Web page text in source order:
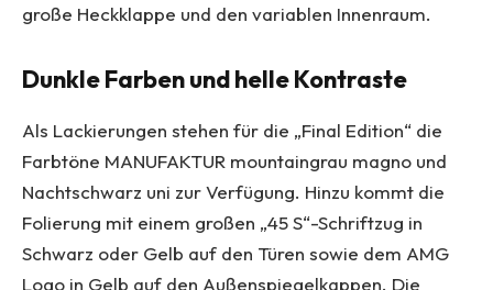
große Heckklappe und den variablen Innenraum.
Dunkle Farben und helle Kontraste
Als Lackierungen stehen für die „Final Edition“ die
Farbtöne MANUFAKTUR mountaingrau magno und
Nachtschwarz uni zur Verfügung. Hinzu kommt die
Folierung mit einem großen „45 S“-Schriftzug in
Schwarz oder Gelb auf den Türen sowie dem AMG
Logo in Gelb auf den Außenspiegelkappen. Die